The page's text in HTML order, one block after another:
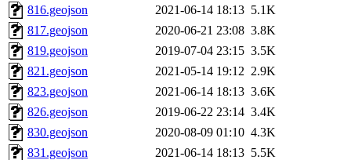
816.geojson
2021-06-14 18:13 5.1K
817.geojson
2020-06-21 23:08 3.8K
819.geojson
2019-07-04 23:15 3.5K
821.geojson
2021-05-14 19:12 2.9K
823.geojson
2021-06-14 18:13 3.6K
826.geojson
2019-06-22 23:14 3.4K
830.geojson
2020-08-09 01:10 4.3K
831.geojson
2021-06-14 18:13 5.5K